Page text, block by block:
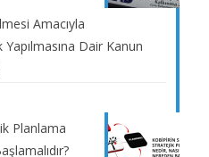
Amacıyla
Dair Kanun
Planlama